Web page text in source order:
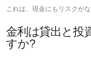
これは、現金にもリスクが
金利は貸出と投
すか?